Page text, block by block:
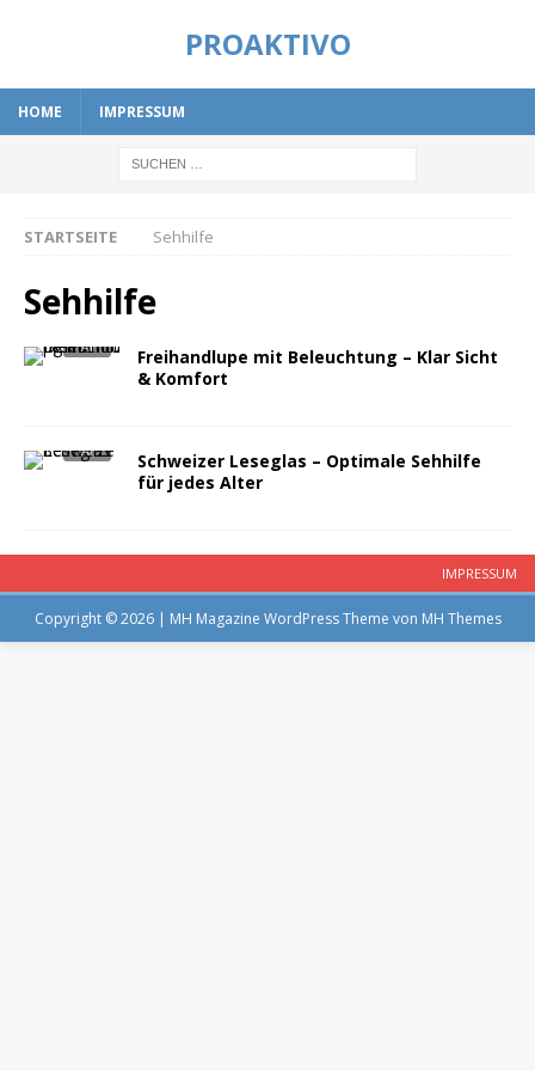
PROAKTIVO
HOME IMPRESSUM
STARTSEITE Sehhilfe
Sehhilfe
Freihandlupe mit Beleuchtung – Klar Sicht
& Komfort
Schweizer Leseglas – Optimale Sehhilfe
für jedes Alter
IMPRESSUM
Copyright © 2026 | MH Magazine WordPress Theme von MH Themes